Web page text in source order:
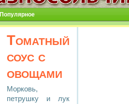
Популярное
Томатный
соус с
овощами
Морковь,
петрушку и лук